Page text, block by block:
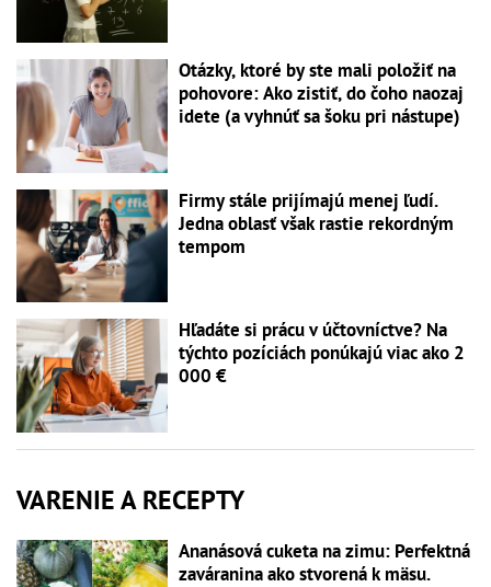
Otázky, ktoré by ste mali položiť na
pohovore: Ako zistiť, do čoho naozaj
idete (a vyhnúť sa šoku pri nástupe)
Firmy stále prijímajú menej ľudí.
Jedna oblasť však rastie rekordným
tempom
Hľadáte si prácu v účtovníctve? Na
týchto pozíciách ponúkajú viac ako 2
000 €
VARENIE A RECEPTY
Ananásová cuketa na zimu: Perfektná
zaváranina ako stvorená k mäsu.